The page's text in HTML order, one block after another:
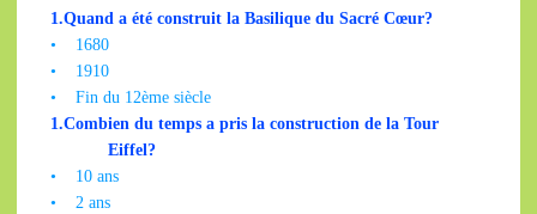
1.Quand a été construit la Basilique du Sacré Cœur?
•
1680
•
1910
•
Fin du 12ème siècle
1.Combien du temps a pris la construction de la Tour
Eiffel?
•
10 ans
•
2 ans